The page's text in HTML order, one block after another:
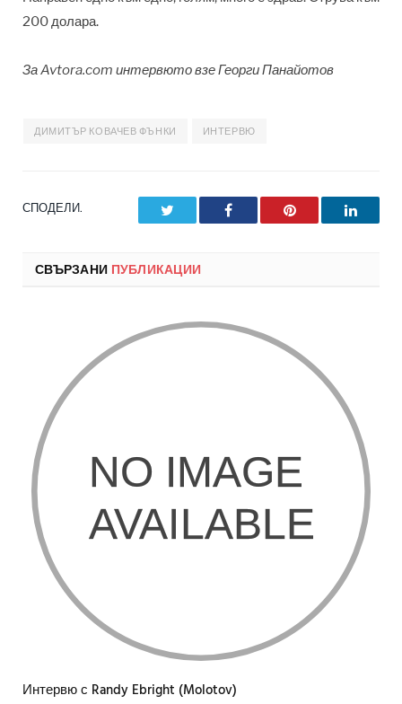
200 долара.
За Avtora.com интервюто взе Георги Панайотов
ДИМИТЪР КОВАЧЕВ ФЪНКИ ИНТЕРВЮ
СПОДЕЛИ. Facebook Pinterest
СВЪРЗАНИ ПУБЛИКАЦИИ
Интервю с Randy Ebright (Molotov)